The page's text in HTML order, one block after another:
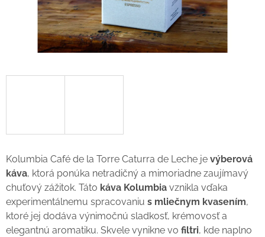
Kolumbia Café de la Torre Caturra de Leche je výberová
káva, ktorá ponúka netradičný a mimoriadne zaujímavý
chuťový zážitok. Táto káva Kolumbia vznikla vďaka
experimentálnemu spracovaniu s mliečnym kvasením,
ktoré jej dodáva výnimočnú sladkosť, krémovosť a
elegantnú aromatiku. Skvele vynikne vo filtri, kde naplno